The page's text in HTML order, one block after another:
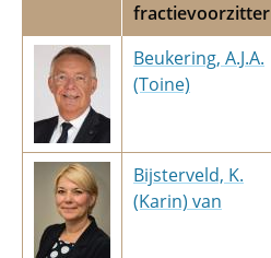
fractievoorzitter
Beukering, A.J.A.
(Toine)
Bijsterveld, K.
(Karin) van